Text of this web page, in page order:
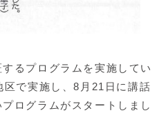
るプログラムを実施してい
区で実施し、8月21日に講話
ログラムがスタートしまし